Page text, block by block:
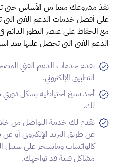
نفذ مشروعك معنا من الأساس حتى
على أفضل خدمات الدعم الفني التي
مع الحفاظ على عنصر التطور
الدعم الفني التي تحصل عليها بعد
نقدم خدمات الدعم الفني
التطبيق الإلكتروني.
أخذ نسخ احتياطية بشكل دوري
لك.
نقدم لك خدمة التواصل من
عن طريق البريد الإلكتروني أو
كالواتساب وماسنجر على
مشاكل فنية قد تواجهك.